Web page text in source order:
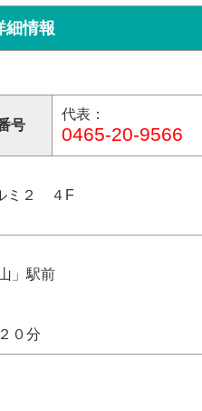
細情報
号
代表：
0465-20-9566
ミ２ ４F
」駅前
０分